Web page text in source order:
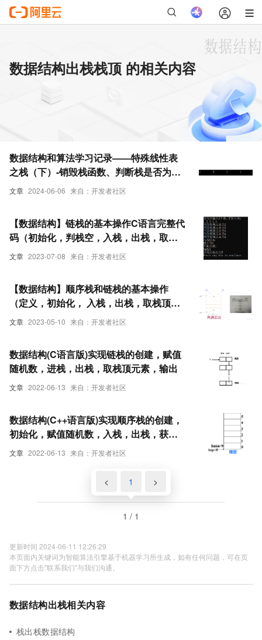
数据结构出栈栈顶 的相关内容
文章 2024-06-06 来自：开发者社区
数据结构和算法学习记录——特殊线性表
之栈（下）-销毁栈函数、判断栈是否为
空、压栈函数、出栈函数、取栈顶元素、
文章 2023-07-08 来自：开发者社区
【数据结构】链栈的基本操作C语言完整代
码（初始化，判栈空，入栈，出栈，取栈
顶元素，求栈长）
文章 2023-05-10 来自：开发者社区
【数据结构】顺序栈和链栈的基本操作
（定义，初始化， 入栈，出栈，取栈顶元
素，遍历，置空）
文章 2022-06-13 来自：开发者社区
数据结构(C语言版)实现链栈的创建，赋值
随机数，进栈，出栈，取栈顶元素，输出
文章 2022-06-13 来自：开发者社区
数据结构(C++语言版)实现顺序栈的创建，
初始化，赋值随机数，入栈，出栈，获取
栈顶元素，输出
< 1 >
1 / 1
更新时间 2024-06-11 12:26:29
本页面内关键词为智能算法引擎基于机器学习所生成，如有任何问题，可在页
面下方点击"联系我们"与我们沟通。
数据结构出栈相关内容
栈出栈数据结构